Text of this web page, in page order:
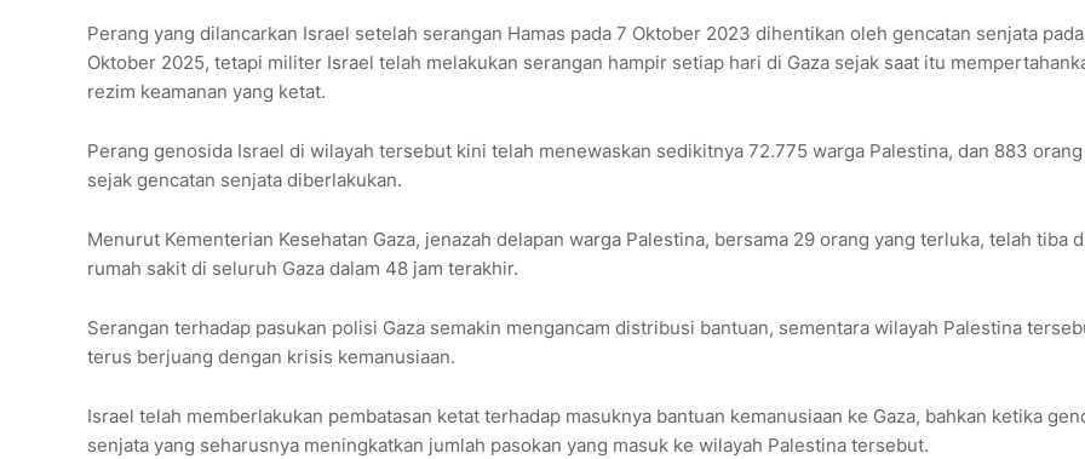
Perang yang dilancarkan Israel setelah serangan Hamas pada 7 Oktober 2023 dihentikan oleh gencatan senjata
Oktober 2025, tetapi militer Israel telah melakukan serangan hampir setiap hari di Gaza sejak saat itu
rezim keamanan yang ketat.
Perang genosida Israel di wilayah tersebut kini telah menewaskan sedikitnya 72.775 warga Palestina, dan 883
sejak gencatan senjata diberlakukan.
Menurut Kementerian Kesehatan Gaza, jenazah delapan warga Palestina, bersama 29 orang yang terluka, telah tiba
rumah sakit di seluruh Gaza dalam 48 jam terakhir.
Serangan terhadap pasukan polisi Gaza semakin mengancam distribusi bantuan, sementara wilayah Palestina
terus berjuang dengan krisis kemanusiaan.
Israel telah memberlakukan pembatasan ketat terhadap masuknya bantuan kemanusiaan ke Gaza, bahkan ketika
senjata yang seharusnya meningkatkan jumlah pasokan yang masuk ke wilayah Palestina tersebut.